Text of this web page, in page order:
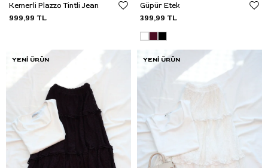
Kemerli Plazzo Tintli Jean
999,99 TL
Güpür Etek
399,99 TL
YENI ÜRÜN YENI ÜRÜN